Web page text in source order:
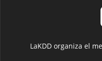
LaKDD organiza el